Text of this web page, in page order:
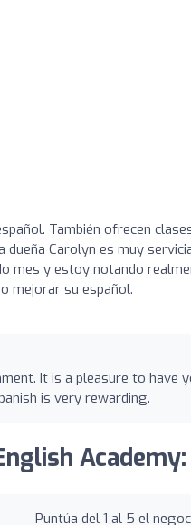
También ofrecen
Carolyn es muy
mes y estoy notando
mejorar su español.
It is a pleasure to have
is very rewarding.
Academy:
Puntúa del 1 al 5 el